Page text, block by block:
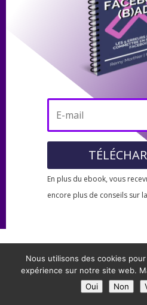
En plus du ebook, vous
encore plus de conseils sur
Nous utilisons des cookies
expérience sur notre site web.
Oui
Non